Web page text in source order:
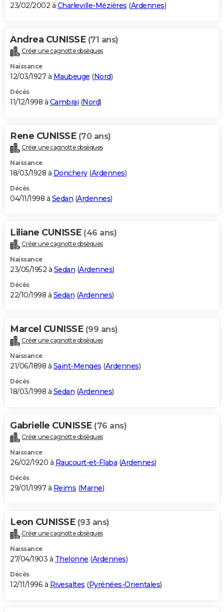
23/02/2002 à Charleville-Mézières (Ardennes)
Andrea CUNISSE (71 ans)
Créer une cagnotte obsèques
Naissance
12/03/1927 à Maubeuge (Nord)
Décès
11/12/1998 à Cambrai (Nord)
Rene CUNISSE (70 ans)
Créer une cagnotte obsèques
Naissance
18/03/1928 à Donchery(Ardennes)
Décès
04/11/1998 à Sedan (Ardennes)
Liliane CUNISSE (46 ans)
Créer une cagnotte obsèques
Naissance
23/05/1952 à Sedan (Ardennes)
Décès
22/10/1998 à Sedan (Ardennes)
Marcel CUNISSE (99 ans)
Créer une cagnotte obsèques
Naissance
21/06/1898 à Saint-Menges (Ardennes)
Décès
18/03/1998 à Sedan (Ardennes)
Gabrielle CUNISSE (76 ans)
Créer une cagnotte obsèques
Naissance
26/02/1920 à Raucourt-et-Flaba (Ardennes)
Décès
29/01/1997 à Reims (Marne)
Leon CUNISSE (93 ans)
Créer une cagnotte obsèques
Naissance
27/04/1903 à Thelonne (Ardennes)
Décès
12/11/1996 à Rivesaltes (Pyrénées-Orientales)